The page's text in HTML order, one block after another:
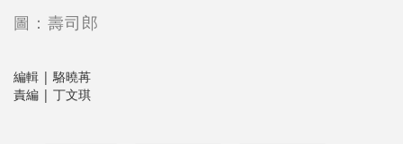
圖：壽司郎
編輯 | 駱曉苒
責編 | 丁文琪